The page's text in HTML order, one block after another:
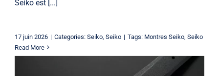
Seiko est [...]
17 juin 2026 | Categories: Seiko, Seiko | Tags: Montres Seiko, Seiko
Read More